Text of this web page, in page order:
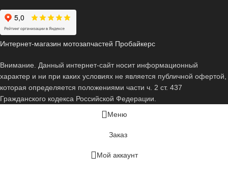
Интернет-магазин мотозапчастей Пробайкерс
Внимание. Данный интернет-сайт носит информационный
характер и ни при каких условиях не является публичной офертой,
которая определяется положениями части ч. 2 ст. 437
Гражданского кодекса Российской Федерации.
Меню
Заказ
Мой аккаунт